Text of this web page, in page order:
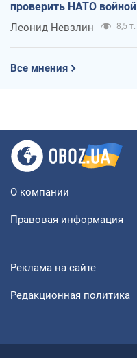
проверить НАТО войной
Леонид Невзлин 8,5 т.
Все мнения
О компании
Правовая информация
Реклама на сайте
Редакционная политика